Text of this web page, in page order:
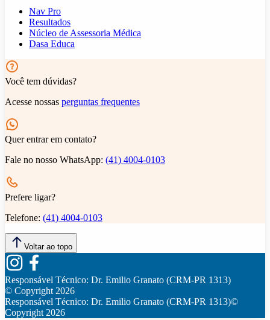
Nav Pro
Resultados
Núcleo de Assessoria Médica
Dasa Educa
Você tem dúvidas?
Acesse nossas perguntas frequentes
Quer entrar em contato?
Fale no nosso WhatsApp: (41) 4004-0103
Prefere ligar?
Telefone: (41) 4004-0103
Voltar ao topo
Responsável Técnico: Dr. Emilio Granato (CRM-PR 1313)
© Copyright2026
Responsável Técnico: Dr. Emilio Granato (CRM-PR 1313)©
Copyright2026